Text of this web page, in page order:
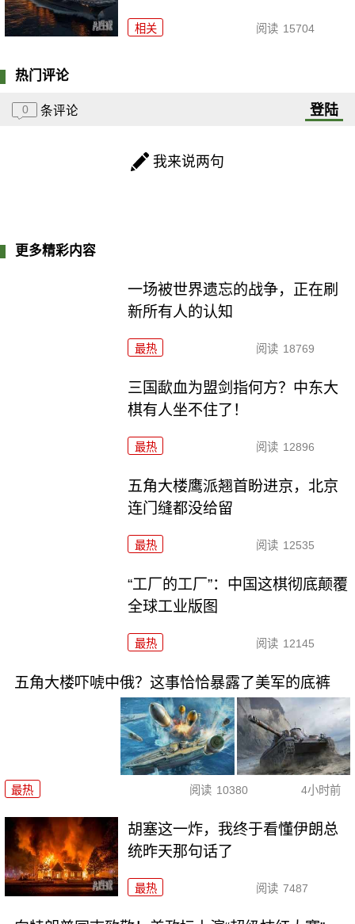
相关 阅读 15704
热门评论
0 条评论 登陆
我来说两句
更多精彩内容
一场被世界遗忘的战争，正在刷
新所有人的认知
最热 阅读 18769
三国歃血为盟剑指何方？中东大
棋有人坐不住了！
最热 阅读 12896
五角大楼鹰派翘首盼进京，北京
连门缝都没给留
最热 阅读 12535
“工厂的工厂”：中国这棋彻底颠覆
全球工业版图
最热 阅读 12145
五角大楼吓唬中俄？这事恰恰暴露了美军的底裤
最热 阅读 10380 4小时前
胡塞这一炸，我终于看懂伊朗总
统昨天那句话了
最热 阅读 7487